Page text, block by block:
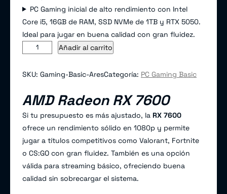
PC Gaming inicial de alto rendimiento con Intel
Core i5, 16GB de RAM, SSD NVMe de 1TB y RTX 5050.
Ideal para jugar en buena calidad con gran fluidez.
e
c
i
Añadir al carrito
t
SKU: Gaming-Basic-AresCategoría: PC Gaming Basic
AMD Radeon RX 7600
Si tu presupuesto es más ajustado, la RX 7600
ofrece un rendimiento sólido en 1080p y permite
jugar a títulos competitivos como Valorant, Fortnite
o CS:GO con gran fluidez. También es una opción
válida para streaming básico, ofreciendo buena
calidad sin sobrecargar el sistema.